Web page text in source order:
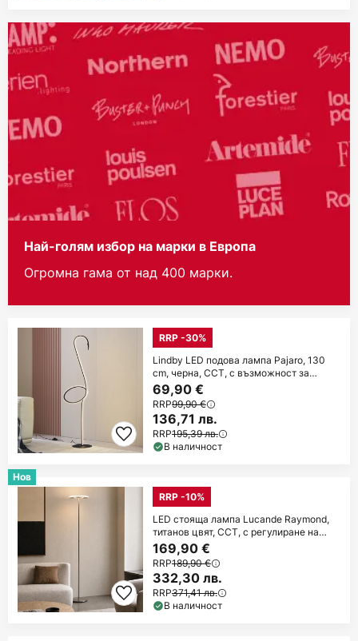
Най-голям избор на марки в Европа
Огромна гама от над 400 марки.
RRP -30%
Lindby LED подова лампа Pajaro, 130
cm, черна, CCT, с възможност за
димиране
69,90 €
RRP99,90 €
136,71 лв.
RRP195,39 лв.
В наличност
Нов
RRP -10%
LED стояща лампа Lucande Raymond,
титанов цвят, CCT, с регулиране на
яркостта
169,90 €
RRP189,90 €
332,30 лв.
RRP371,41 лв.
В наличност